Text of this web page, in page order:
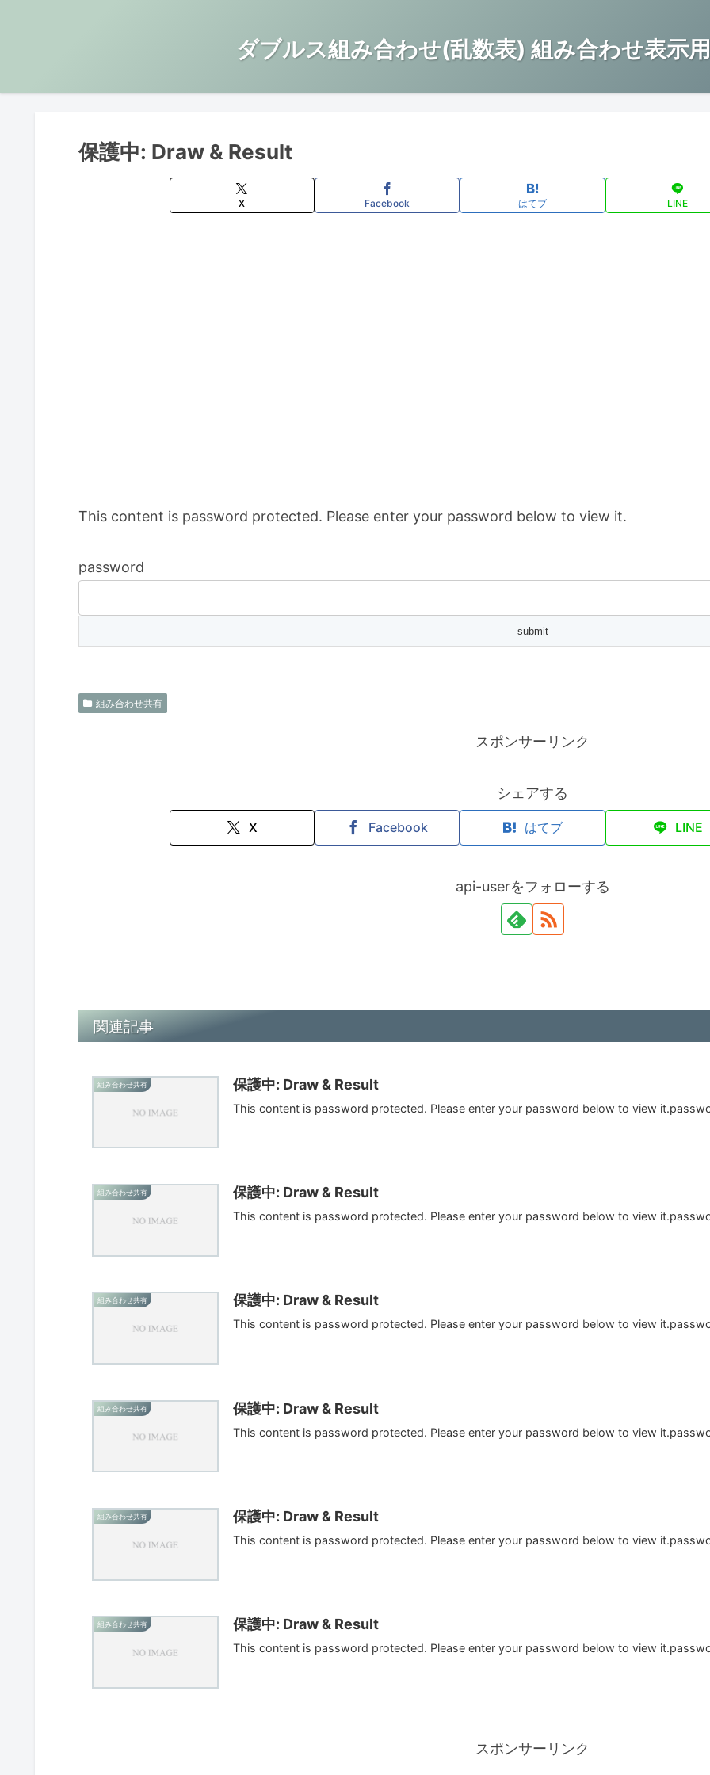
ダブルス組み合わせ(乱数表) 組み合わせ表示
保護中: Draw & Result
X Facebook はてブ LINE
This content is password protected. Please enter your password below to view it.
password
組み合わせ共有
スポンサーリンク
シェアする
X Facebook はてブ LINE
api-userをフォローする
関連記事
組み合わせ共有 保護中: Draw & Result
This content is password protected. Please enter your password below to view
組み合わせ共有 保護中: Draw & Result
This content is password protected. Please enter your password below to view
組み合わせ共有 保護中: Draw & Result
This content is password protected. Please enter your password below to view
組み合わせ共有 保護中: Draw & Result
This content is password protected. Please enter your password below to view
組み合わせ共有 保護中: Draw & Result
This content is password protected. Please enter your password below to view
組み合わせ共有 保護中: Draw & Result
This content is password protected. Please enter your password below to view
スポンサーリンク